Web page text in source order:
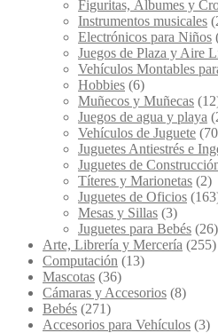
Figuritas, Álbumes y
Instrumentos musicales
Electrónicos para Niños
Juegos de Plaza y Aire
Vehículos Montables
Hobbies (6)
Muñecos y Muñecas
Juegos de agua y playa
Vehículos de Juguete
Juguetes Antiestrés e
Juguetes de
Títeres y Marionetas (2)
Juguetes de Oficios
Mesas y Sillas (3)
Juguetes para Bebés (26)
Arte, Librería y Mercería (255)
Computación (13)
Mascotas (36)
Cámaras y Accesorios (8)
Bebés (271)
Accesorios para Vehículos (3)